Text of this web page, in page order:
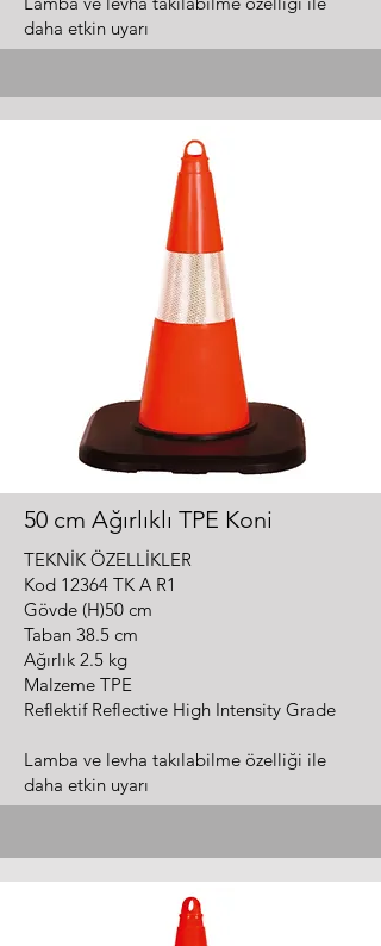
daha etkin uyarı
50 cm Ağırlıklı TPE Koni
TEKNİK ÖZELLİKLER
Kod 12364 TK A R1
Gövde (H)50 cm
Taban 38.5 cm
Ağırlık 2.5 kg
Malzeme TPE
Reflektif Reflective High Intensity Grade
Lamba ve levha takılabilme özelliği ile
daha etkin uyarı